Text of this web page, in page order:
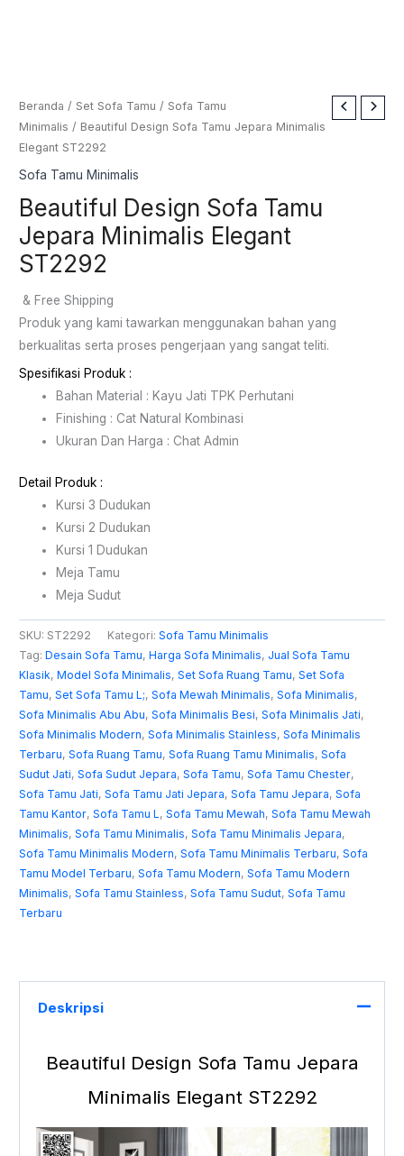
Beranda / Set Sofa Tamu / Sofa Tamu
Minimalis / Beautiful Design Sofa Tamu Jepara Minimalis
Elegant ST2292
Sofa Tamu Minimalis
Beautiful Design Sofa Tamu
Jepara Minimalis Elegant
ST2292
& Free Shipping
Produk yang kami tawarkan menggunakan bahan yang
berkualitas serta proses pengerjaan yang sangat teliti.
Spesifikasi Produk :
Bahan Material : Kayu Jati TPK Perhutani
Finishing : Cat Natural Kombinasi
Ukuran Dan Harga : Chat Admin
Detail Produk :
Kursi 3 Dudukan
Kursi 2 Dudukan
Kursi 1 Dudukan
Meja Tamu
Meja Sudut
SKU: ST2292 Kategori:Sofa Tamu Minimalis
Tag:Desain Sofa Tamu,Harga Sofa Minimalis,Jual Sofa Tamu
Klasik,Model Sofa Minimalis,Set Sofa Ruang Tamu,Set Sofa
Tamu,Set Sofa Tamu L;,Sofa Mewah Minimalis,Sofa Minimalis,
Sofa Minimalis Abu Abu,Sofa Minimalis Besi,Sofa Minimalis Jati,
Sofa Minimalis Modern,Sofa Minimalis Stainless,Sofa Minimalis
Terbaru,Sofa Ruang Tamu,Sofa Ruang Tamu Minimalis,Sofa
Sudut Jati,Sofa Sudut Jepara,Sofa Tamu,Sofa Tamu Chester,
Sofa Tamu Jati,Sofa Tamu Jati Jepara,Sofa Tamu Jepara,Sofa
Tamu Kantor,Sofa Tamu L ,Sofa Tamu Mewah,Sofa Tamu Mewah
Minimalis,Sofa Tamu Minimalis,Sofa Tamu Minimalis Jepara,
Sofa Tamu Minimalis Modern,Sofa Tamu Minimalis Terbaru,Sofa
Tamu Model Terbaru,Sofa Tamu Modern,Sofa Tamu Modern
Minimalis,Sofa Tamu Stainless,Sofa Tamu Sudut,Sofa Tamu
Terbaru
Deskripsi
Beautiful Design Sofa Tamu Jepara
Minimalis Elegant ST2292